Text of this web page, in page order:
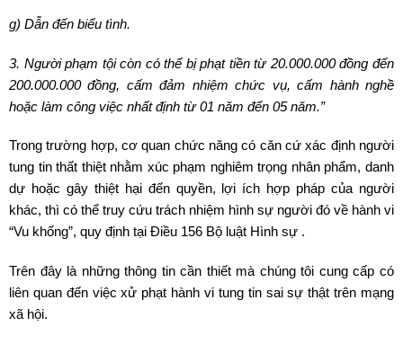
g) Dẫn đến biểu tình.
3. Người phạm tội còn có thể bị phạt tiền từ 20.000.000 đồng đến
200.000.000 đồng, cấm đảm nhiệm chức vụ, cấm hành nghề
hoặc làm công việc nhất định từ 01 năm đến 05 năm.”
Trong trường hợp, cơ quan chức năng có căn cứ xác định người
tung tin thất thiệt nhằm xúc phạm nghiêm trọng nhân phẩm, danh
dự hoặc gây thiệt hại đến quyền, lợi ích hợp pháp của người
khác, thì có thể truy cứu trách nhiệm hình sự người đó về hành vi
“Vu khống”, quy định tại Điều 156 Bộ luật Hình sự .
Trên đây là những thông tin cần thiết mà chúng tôi cung cấp có
liên quan đến việc xử phạt hành vi tung tin sai sự thật trên mạng
xã hội.